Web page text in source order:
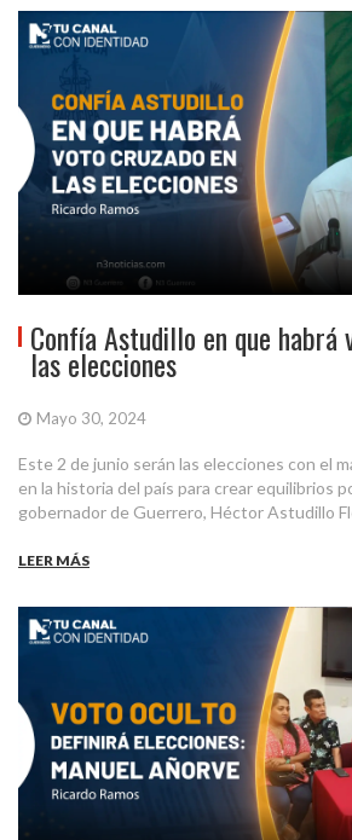
Confía Astudillo en que habrá
las elecciones
Mayo 30, 2024
Este 2 de junio serán las elecciones con el
en la historia del país para crear equilibrios
gobernador de Guerrero, Héctor Astudillo
LEER MÁS